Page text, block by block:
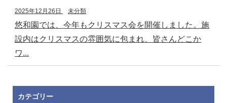
2025年12月26日 未分類
悠和園では、今年もクリスマス会を開催しました。施
設内はクリスマスの雰囲気に包まれ、皆さんどこか
ワ...
カテゴリー